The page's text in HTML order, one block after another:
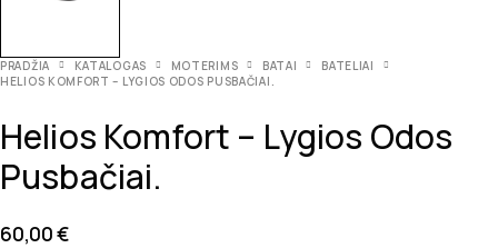
PRADŽIA KATALOGAS MOTERIMS BATAI
BATELIAI
HELIOS KOMFORT – LYGIOS ODOS PUSBAČIAI.
Helios Komfort – Lygios Odos
Pusbačiai.
60,00€